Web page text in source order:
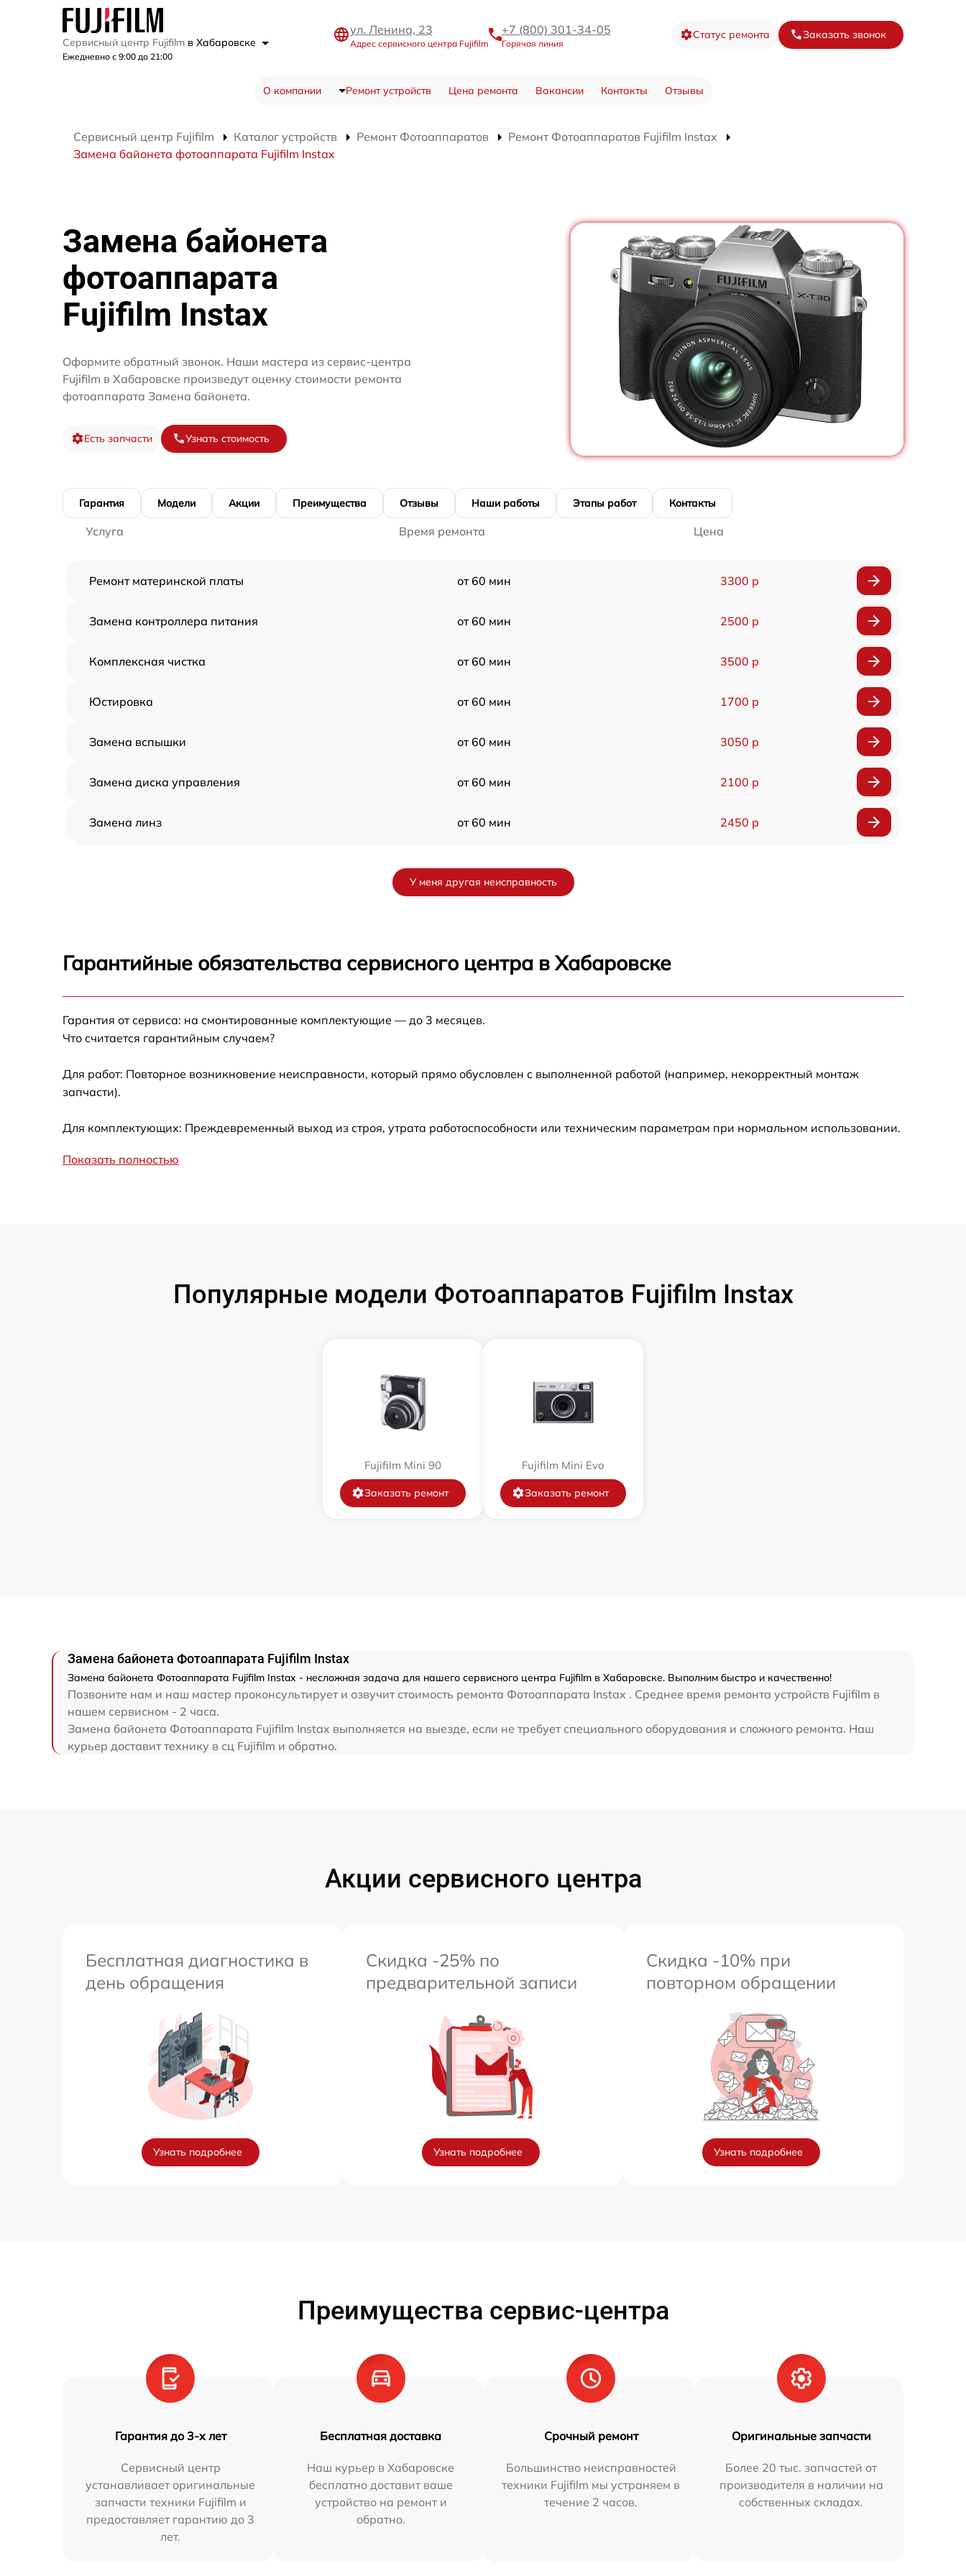
Сервисный центр Fujifilm в Хабаровске
Ежедневно с 9:00 до 21:00
ул. Ленина, 23
Адрес сервисного центра Fujifilm
+7 (800) 301-34-05
Горячая линия
Статус ремонта Заказать звонок
О компании Ремонт устройств Цена ремонта Вакансии Контакты Отзывы
Сервисный центр Fujifilm Каталог устройств Ремонт Фотоаппаратов
Ремонт Фотоаппаратов Fujifilm Instax
Замена байонета фотоаппарата Fujifilm Instax
Замена байонета
фотоаппарата
Fujifilm Instax
Оформите обратный звонок. Наши мастера из сервис-центра
Fujifilm в Хабаровске произведут оценку стоимости ремонта
фотоаппарата Замена байонета.
Есть запчасти Узнать стоимость
Гарантия Модели Акции Преимущества Отзывы Наши работы Этапы работ Контакты
Услуга Время ремонта Цена
Ремонт материнской платы от 60 мин 3300 р
Замена контроллера питания от 60 мин 2500 р
Комплексная чистка от 60 мин 3500 р
Юстировка от 60 мин 1700 р
Замена вспышки от 60 мин 3050 р
Замена диска управления от 60 мин 2100 р
Замена линз от 60 мин 2450 р
Замена дисплея (экрана) от 60 мин
Чистка CCD/CMOS матрицы
от 60 мин
У меня другая неисправность
Гарантийные обязательства сервисного центра в Хабаровске
Гарантия от сервиса: на смонтированные комплектующие — до 3 месяцев.
Что считается гарантийным случаем?
Для работ: Повторное возникновение неисправности, который прямо обусловлен с выполненной работой (например, некорректный монтаж
запчасти).
Для комплектующих: Преждевременный выход из строя, утрата работоспособности или техническим параметрам при нормальном использовании.
Показать полностью
Популярные модели Фотоаппаратов Fujifilm Instax
Fujifilm Mini 90
Заказать ремонт
Fujifilm Mini Evo
Заказать ремонт
Замена байонета Фотоаппарата Fujifilm Instax
Замена байонета Фотоаппарата Fujifilm Instax - несложная задача для нашего сервисного центра Fujifilm в Хабаровске. Выполним быстро и качественно!
Позвоните нам и наш мастер проконсультирует и озвучит стоимость ремонта Фотоаппарата Instax . Среднее время ремонта устройств Fujifilm в
нашем сервисном - 2 часа.
Замена байонета Фотоаппарата Fujifilm Instax выполняется на выезде, если не требует специального оборудования и сложного ремонта. Наш
курьер доставит технику в сц Fujifilm и обратно.
Акции сервисного центра
Бесплатная диагностика в
день обращения
Узнать подробнее
Скидка -25% по
предварительной записи
Узнать подробнее
Скидка -10% при
повторном обращении
Узнать подробнее
Преимущества сервис-центра
Гарантия до 3-х лет
Сервисный центр
устанавливает оригинальные
запчасти техники Fujifilm и
предоставляет гарантию до 3
лет.
Бесплатная доставка
Наш курьер в Хабаровске
бесплатно доставит ваше
устройство на ремонт и
обратно.
Срочный ремонт
Большинство неисправностей
техники Fujifilm мы устраняем в
течение 2 часов.
Оригинальные запчасти
Более 20 тыс. запчастей от
производителя в наличии на
собственных складах.